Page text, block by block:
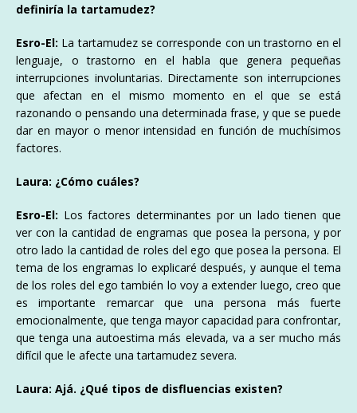
definiría la tartamudez?
Esro-El: La tartamudez se corresponde con un trastorno en el
lenguaje, o trastorno en el habla que genera pequeñas
interrupciones involuntarias. Directamente son interrupciones
que afectan en el mismo momento en el que se está
razonando o pensando una determinada frase, y que se puede
dar en mayor o menor intensidad en función de muchísimos
factores.
Laura: ¿Cómo cuáles?
Esro-El: Los factores determinantes por un lado tienen que
ver con la cantidad de engramas que posea la persona, y por
otro lado la cantidad de roles del ego que posea la persona. El
tema de los engramas lo explicaré después, y aunque el tema
de los roles del ego también lo voy a extender luego, creo que
es importante remarcar que una persona más fuerte
emocionalmente, que tenga mayor capacidad para confrontar,
que tenga una autoestima más elevada, va a ser mucho más
difícil que le afecte una tartamudez severa.
Laura: Ajá. ¿Qué tipos de disfluencias existen?